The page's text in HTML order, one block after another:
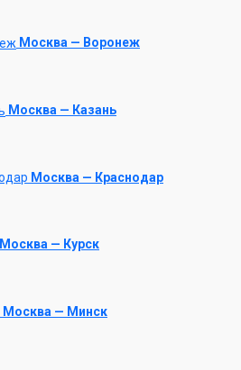
Москва — Воронеж
Москва — Казань
Москва — Краснодар
Москва — Курск
Москва — Минск